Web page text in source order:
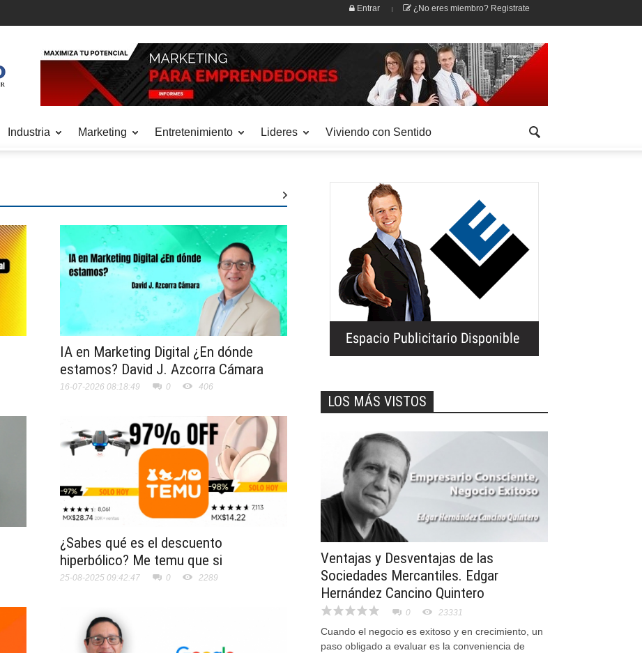
Entrar ¿No eres miembro? Registrate
Industria Marketing Entretenimiento Lideres Viviendo con Sentido
IA en Marketing Digital ¿En dónde
estamos? David J. Azcorra Cámara
16-07-2026 08:18:49 0 406
¿Sabes qué es el descuento
hiperbólico? Me temu que si
25-08-2025 09:42:47 0 2289
LOS MÁS VISTOS
Ventajas y Desventajas de las
Sociedades Mercantiles. Edgar
Hernández Cancino Quintero
0 23331
Cuando el negocio es exitoso y en crecimiento, un
paso obligado a evaluar es la conveniencia de